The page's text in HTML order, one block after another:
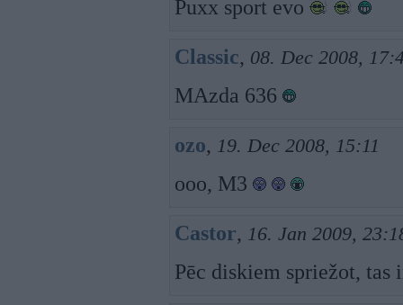
Puxx sport evo
Classic, 08. Dec 2008,
MAzda 636
ozo, 19. Dec 2008, 15:11
ooo, M3
Castor, 16. Jan 2009,
Pēc diskiem spriežot,